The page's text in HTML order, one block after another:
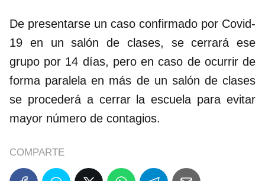
De presentarse un caso confirmado por Covid-
19 en un salón de clases, se cerrará ese
grupo por 14 días, pero en caso de ocurrir de
forma paralela en más de un salón de clases
se procederá a cerrar la escuela para evitar
mayor número de contagios.
COMPARTE